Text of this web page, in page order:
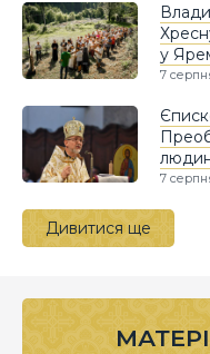
у
7
7
Дивитися ще